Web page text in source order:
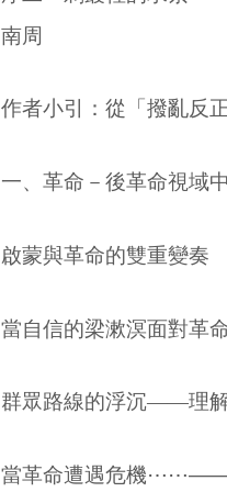
南周
作者小引：從「撥亂反
一、革命－後革命視域
啟蒙與革命的雙重變奏
當自信的梁漱溟面對革
群眾路線的浮沉——理
當革命遭遇危機⋯⋯